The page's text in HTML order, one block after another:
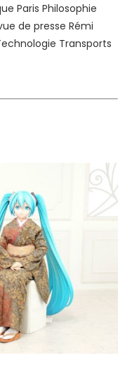
Paris Philosophie
de presse Rémi
Transports